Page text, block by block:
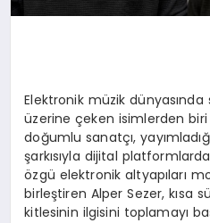
Elektronik müzik
üzerine çeken isimlerden biri
doğumlu sanatçı,
şarkısıyla dijital
özgü elektronik altyapıları
birleştiren Alper Sezer, kısa
kitlesinin ilgisini toplamayı